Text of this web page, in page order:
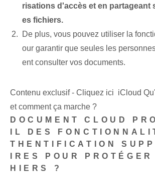
risations d'accès et en partageant
es fichiers.
De plus, vous pouvez utiliser la
our garantir que seules les
ent consulter vos documents.
Contenu exclusif - Cliquez ici iCloud
et comment ça marche ?
DOCUMENT CLOUD
IL DES
THENTIFICATION
IRES POUR
HIERS ?